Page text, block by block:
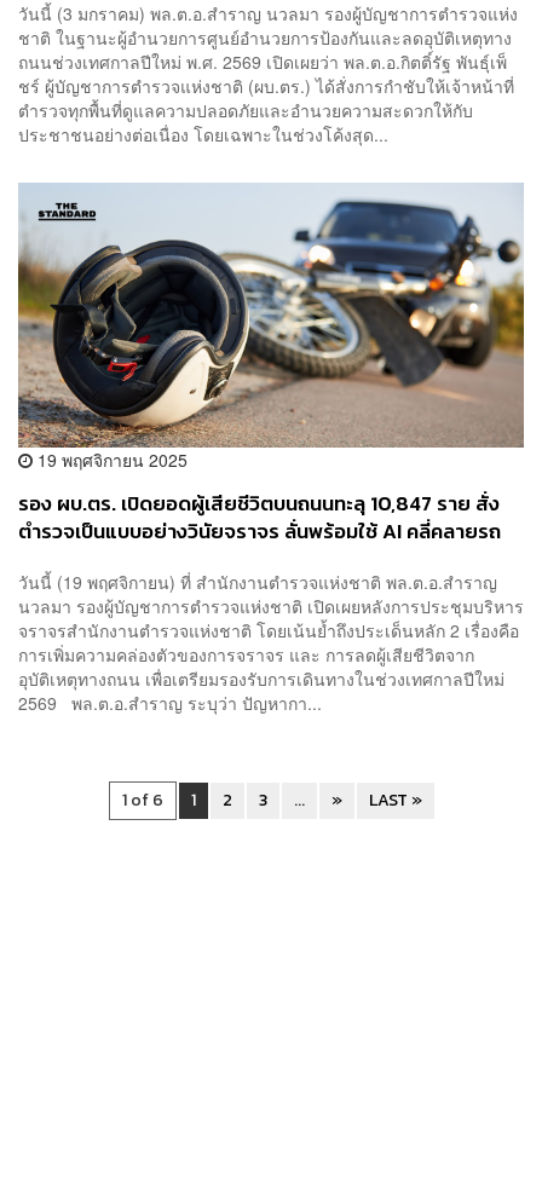
วันนี้ (3 มกราคม) พล.ต.อ.สำราญ นวลมา รองผู้บัญชาการตำรวจแห่ง
ชาติ ในฐานะผู้อำนวยการศูนย์อำนวยการป้องกันและลดอุบัติเหตุทาง
ถนนช่วงเทศกาลปีใหม่ พ.ศ. 2569 เปิดเผยว่า พล.ต.อ.กิตติ์รัฐ พันธุ์เพ็
ชร์ ผู้บัญชาการตำรวจแห่งชาติ (ผบ.ตร.) ได้สั่งการกำชับให้เจ้าหน้าที่
ตำรวจทุกพื้นที่ดูแลความปลอดภัยและอำนวยความสะดวกให้กับ
ประชาชนอย่างต่อเนื่อง โดยเฉพาะในช่วงโค้งสุด...
19 พฤศจิกายน 2025
รอง ผบ.ตร. เปิดยอดผู้เสียชีวิตบนถนนทะลุ 10,847 ราย สั่ง
ตำรวจเป็นแบบอย่างวินัยจราจร ลั่นพร้อมใช้ AI คลี่คลายรถ
วันนี้ (19 พฤศจิกายน) ที่ สำนักงานตำรวจแห่งชาติ พล.ต.อ.สำราญ
นวลมา รองผู้บัญชาการตำรวจแห่งชาติ เปิดเผยหลังการประชุมบริหาร
จราจรสำนักงานตำรวจแห่งชาติ โดยเน้นย้ำถึงประเด็นหลัก 2 เรื่องคือ
การเพิ่มความคล่องตัวของการจราจร และ การลดผู้เสียชีวิตจาก
อุบัติเหตุทางถนน เพื่อเตรียมรองรับการเดินทางในช่วงเทศกาลปีใหม่
2569 พล.ต.อ.สำราญ ระบุว่า ปัญหากา...
1 of 6 1 2 3 ... » LAST »